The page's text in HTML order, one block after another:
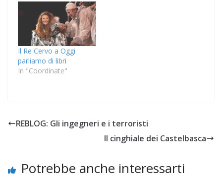
Il Re Cervo a Oggi
parliamo di libri
In "Coordinate"
REBLOG: Gli ingegneri e i terroristi
Il cinghiale dei Castelbasca
Potrebbe anche interessarti